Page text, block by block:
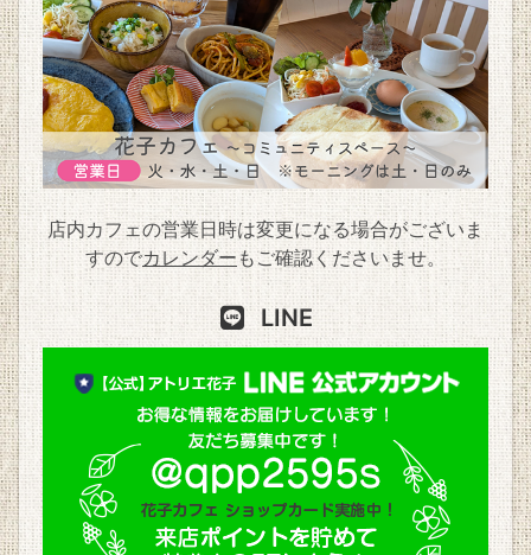
店内カフェの営業日時は変更になる場合がございま
すのでカレンダー もご確認くださいませ。
LINE